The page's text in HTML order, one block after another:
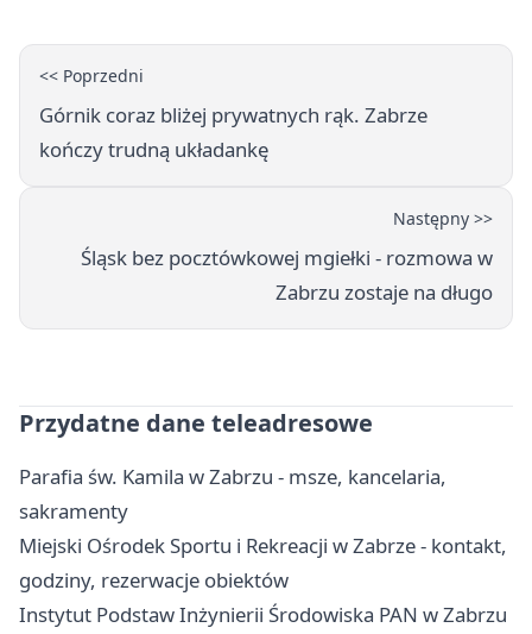
<< Poprzedni
Górnik coraz bliżej prywatnych rąk. Zabrze
kończy trudną układankę
Następny >>
Śląsk bez pocztówkowej mgiełki - rozmowa w
Zabrzu zostaje na długo
Przydatne dane teleadresowe
Parafia św. Kamila w Zabrzu - msze, kancelaria,
sakramenty
Miejski Ośrodek Sportu i Rekreacji w Zabrze - kontakt,
godziny, rezerwacje obiektów
Instytut Podstaw Inżynierii Środowiska PAN w Zabrzu